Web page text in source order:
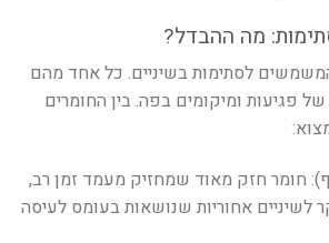
מה ההבדל?
לסתימות בשיניים. כל אחד מהם
פגיעות ומיקומים בפה. בין החומרים
חומר חזק מאוד שמחזיק מעמד זמן רב,
לשיניים אחוריות שנושאות בעומס לעיסה